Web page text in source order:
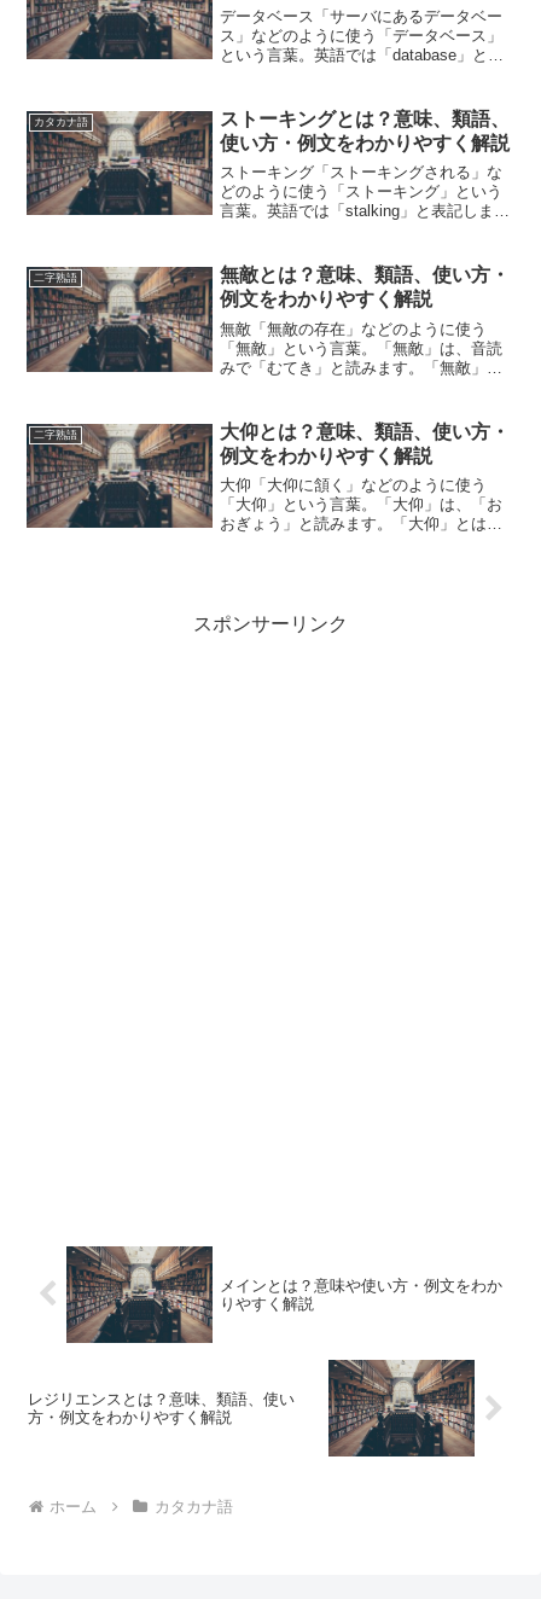
データベース「サーバにあるデータベー
ス」などのように使う「データベース」
という言葉。英語では「database」と表
では「データベース」の意味や使い方や
類語について、小...
カタカナ語
ストーキングとは？意味、類語、
使い方・例文をわかりやすく解説
ストーキング「ストーキングされる」な
どのように使う「ストーキング」という
言葉。英語では「stalking」と表記しま
「ストーキング」の意味や使い方や類語
について、小説など...
二字熟語
無敵とは？意味、類語、使い方・
例文をわかりやすく解説
無敵「無敵の存在」などのように使う
「無敵」という言葉。「無敵」は、音読
みで「むてき」と読みます。「無敵」と
類語について、小説などの用例を紹介し
ながら、わかりやすく解説し...
二字熟語
大仰とは？意味、類語、使い方・
例文をわかりやすく解説
大仰「大仰に頷く」などのように使う
「大仰」という言葉。「大仰」は、「お
おぎょう」と読みます。「大仰」とは、
スポンサーリンク
メインとは？意味や使い方・例文をわか
りやすく解説
レジリエンスとは？意味、類語、使い
方・例文をわかりやすく解説
ホーム カタカナ語